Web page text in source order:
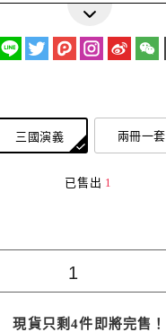
3/12
三國演義 兩冊一套
已售出 1
現貨只剩4件即將完售！